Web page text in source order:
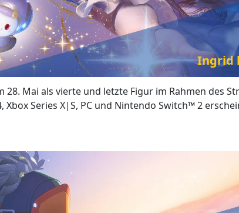
Ingrid
28. Mai als vierte und letzte Figur im Rahmen des
Xbox Series X|S, PC und Nintendo Switch™ 2